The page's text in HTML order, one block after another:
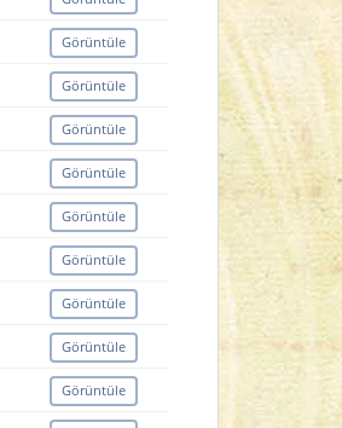
Görüntüle
Görüntüle
Görüntüle
Görüntüle
Görüntüle
Görüntüle
Görüntüle
Görüntüle
Görüntüle